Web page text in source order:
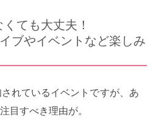
ても大丈夫！
ブやイベントなど楽しみ
れているイベントですが、あ
目すべき理由が。